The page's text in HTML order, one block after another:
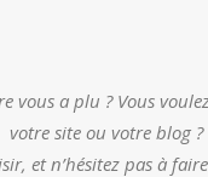
vous a plu ? Vous
votre site ou votre blog ?
et n’hésitez pas à